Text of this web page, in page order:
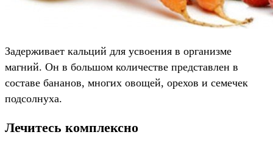
Задерживает кальций для усвоения в организме
магний. Он в большом количестве представлен в
составе бананов, многих овощей, орехов и семечек
подсолнуха.
Лечитесь комплексно